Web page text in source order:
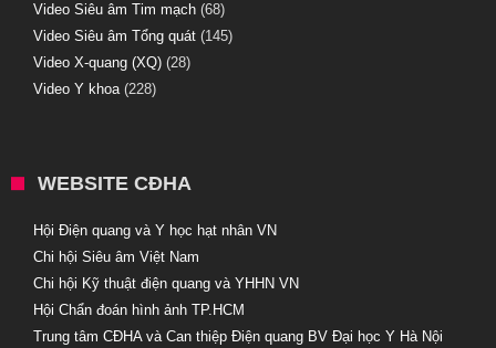
Video Siêu âm Tim mạch (68)
Video Siêu âm Tổng quát (145)
Video X-quang (XQ) (28)
Video Y khoa(228)
WEBSITE CĐHA
Hội Điện quang và Y học hạt nhân VN
Chi hội Siêu âm Việt Nam
Chi hội Kỹ thuật điện quang và YHHN VN
Hội Chẩn đoán hình ảnh TP.HCM
Trung tâm CĐHA và Can thiệp Điện quang BV Đại học Y Hà Nội